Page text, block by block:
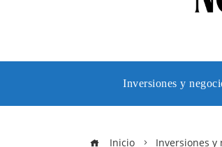
Inversiones y
Inicio Inversiones y